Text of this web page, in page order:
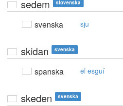
sedem slovenska
svenska sju
skidan svenska
spanska el esguí
skeden svenska